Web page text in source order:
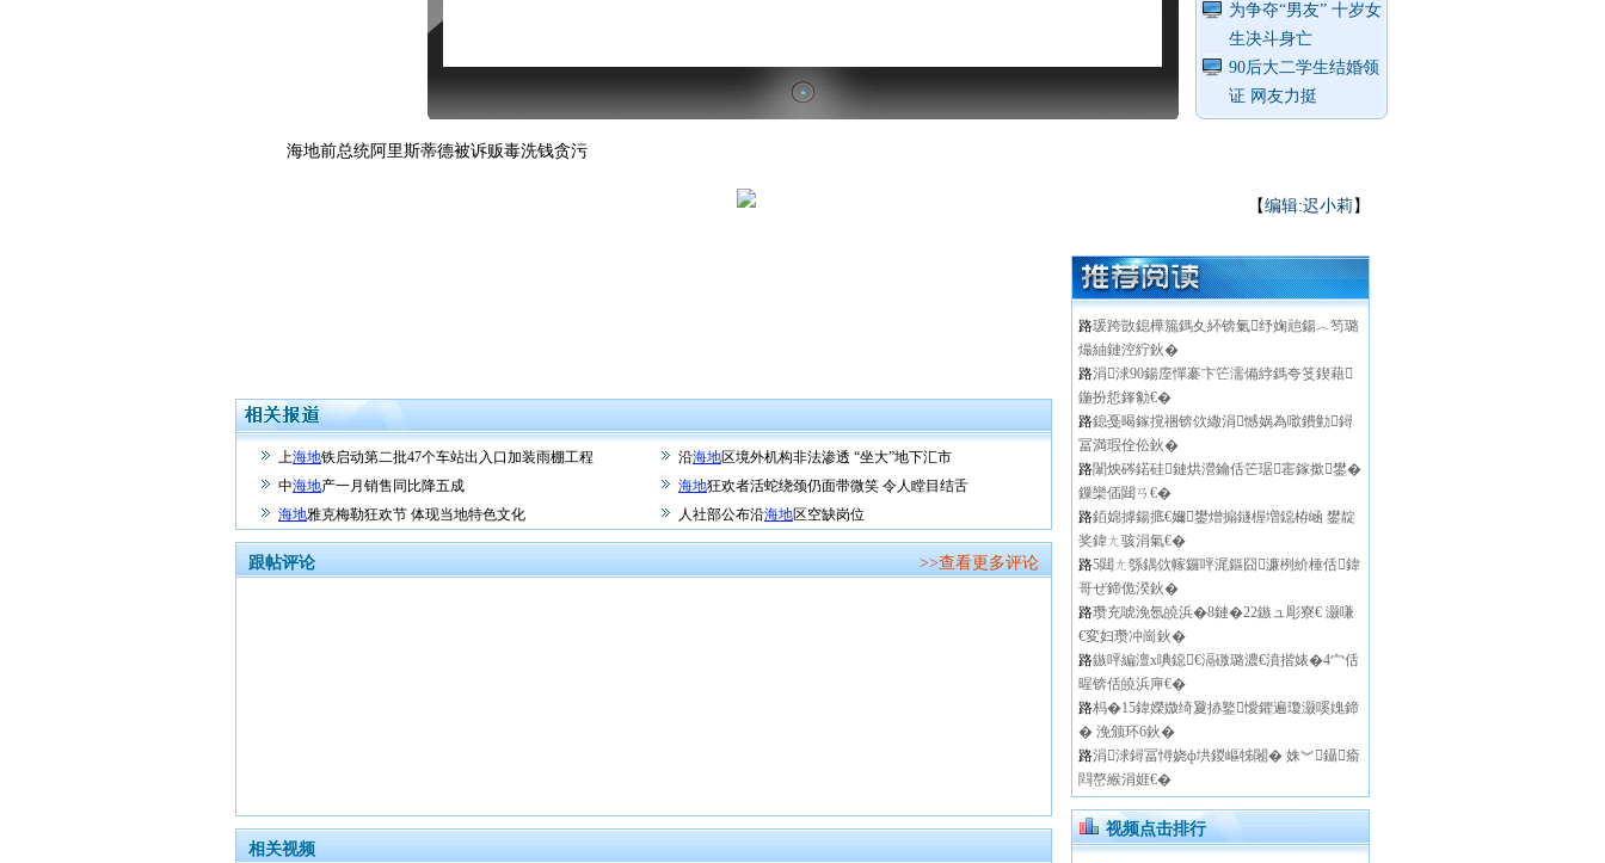
为争夺“男友” 十岁女
生决斗身亡
90后大二学生结婚领
证 网友力挺
海地前总统阿里斯蒂德被诉贩毒洗钱贪污
【编辑:迟小莉 】
上海地铁启动第二批47个车站出入口加装雨棚工程 沿海地区境外机构非法渗透 “坐大”地下汇市
中海地产一月销售同比降五成 海地狂欢者活蛇绕颈仍面带微笑 令人瞠目结舌
海地雅克梅勒狂欢节 体现当地特色文化 人社部公布沿海地区空缺岗位
跟帖评论 >>查看更多评论
相关视频
路瑗跨敳鎴樺箷鎷夊紑锛氭纾婅兘鍚︿笉璐
熶紬鏈涳紵鈥�
路涓浗90鍚庢憚褰卞笀濡備綍鎷夸笅鍥藉
鍦扮悊鎽勨€�
路鎴戞暍鎵撹祵锛佽繖涓憾娲為噷鐨勭鐞
冨満瑕佺伀鈥�
路闈炴硶鍩硅鏈烘瀯鑰佸笀琚寚鎵撳鐢�
鏁欒偛閮ㄢ€�
路銆婂摢鍚掋€嬭鐢熷搧鐩楃増鐚栫崡 鐢靛
奖鍏ㄤ骇涓氣€�
路5閮ㄤ綔鍝佽幏鑼呯浘鏂囧濂栵紒棰佸鍏
哥ぜ鍗佹湀鈥�
路瓒充唬浼氬皢浜�8鏈�22鏃ュ彫寮€ 灏嗛
€変妇瓒冲崗鈥�
路鏃呯編澶х唺鐚€滆礉璐濃€濆揩婊�4宀佸
暒锛佸皢浜庘€�
路杩�15鍏嬫媺绮夐捇鐜懓鑺遍瓊灏嗘媿鍗
� 浼颁环6鈥�
路涓浗鐞冨憳娆ф垬鍐嶇牬闂� 姝︾鑷瘉
閰嶅緱涓娾€�
视频点击排行